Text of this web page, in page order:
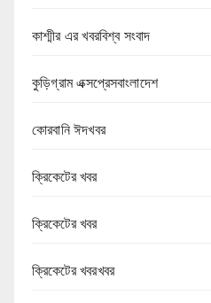
কাশ্মীর এর খবরবিশ্ব সংবাদ
কুড়িগ্রাম এক্সপ্রেসবাংলাদেশ
কোরবানি ঈদখবর
ক্রিকেটের খবর
ক্রিকেটের খবর
ক্রিকেটের খবরখবর